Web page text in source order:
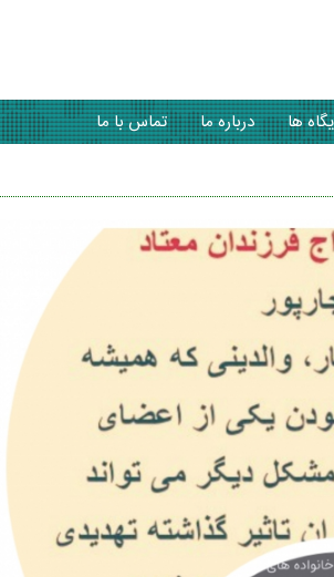
ها درباره ما تماس با ما